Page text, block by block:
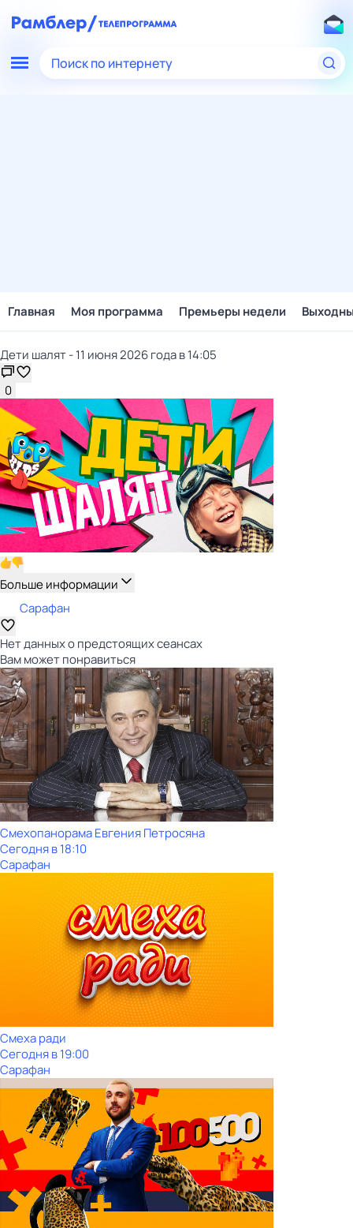
Поиск по интернету
Главная Моя программа Премьеры недели
Дети шалят - 11 июня 2026 года в 14:05
0
Больше информации
Сарафан
Нет данных о предстоящих сеансах
Вам может понравиться
Смехопанорама Евгения Петросяна
Сегодня в 18:10
Сарафан
Смеха ради
Сегодня в 19:00
Сарафан